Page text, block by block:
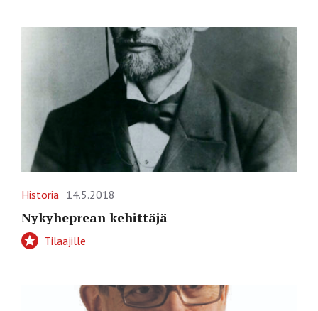
Historia 14.5.2018
Nykyheprean kehittäjä
Tilaajille